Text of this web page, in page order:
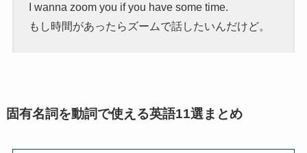
I wanna zoom you if you have some time.
もし時間があったらズームで話したいんだけど。
固有名詞を動詞で使える英語11選まとめ